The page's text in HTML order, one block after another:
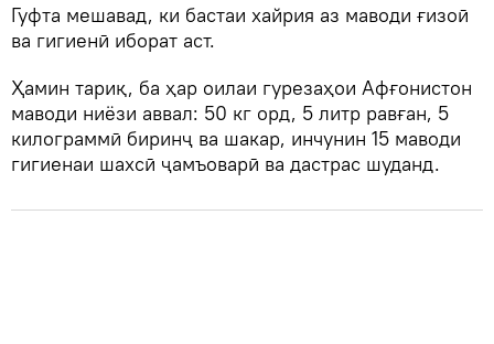
Гуфта мешавад, ки бастаи хайрия аз маводи ғизоӣ
ва гигиенӣ иборат аст.
Ҳамин тариқ, ба ҳар оилаи гурезаҳои Афғонистон
маводи ниёзи аввал: 50 кг орд, 5 литр равған, 5
килограммӣ биринҷ ва шакар, инчунин 15 маводи
гигиенаи шахсӣ ҷамъоварӣ ва дастрас шуданд.